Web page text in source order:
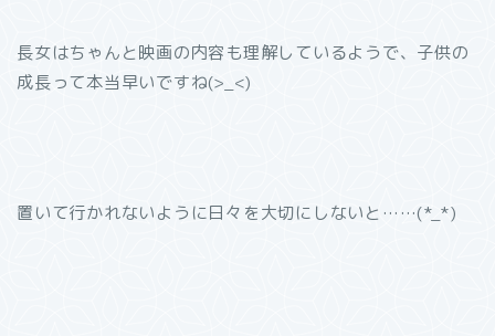
長女はちゃんと映画の内容も理解しているようで、子供の
成長って本当早いですね(>_<)
置いて行かれないように日々を大切にしないと……(*_*)